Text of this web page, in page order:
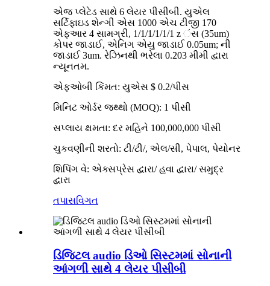
એજ પ્લેટેડ સાથે 6 લેયર પીસીબી. યુએલ
સર્ટિફાઇડ શેન્ગી એસ 1000 એચ ટીજી 170
એફઆર 4 સામગ્રી, 1/1/1/1/1/1 z ંસ (35um)
કોપર જાડાઈ, એનિગ એયુ જાડાઈ 0.05um; ની
જાડાઈ 3um. રેઝિનથી ભરેલા 0.203 મીમી દ્વારા
ન્યૂનતમ.
એફઓબી કિંમત: યુએસ $ 0.2/પીસ
મિનિટ ઓર્ડર જથ્થો (MOQ): 1 પીસી
સપ્લાય ક્ષમતા: દર મહિને 100,000,000 પીસી
ચુકવણીની શરતો: ટી/ટી/, એલ/સી, પેપાલ, પેયોનર
શિપિંગ વે: એક્સપ્રેસ દ્વારા/ હવા દ્વારા/ સમુદ્ર
દ્વારા
તપાસવિગત
ડિજિટલ audio ડિઓ સિસ્ટમમાં સોનાની
આંગળી સાથે 4 લેયર પીસીબી